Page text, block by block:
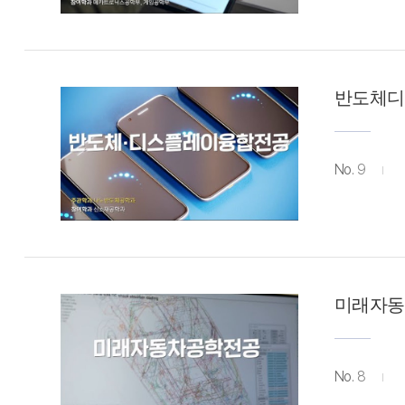
반도체
No. 9
미래자
No. 8